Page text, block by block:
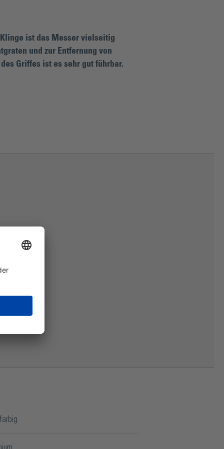
ist das Messer vielseitig
und zur Entfernung von
Griffes ist es sehr gut führbar.